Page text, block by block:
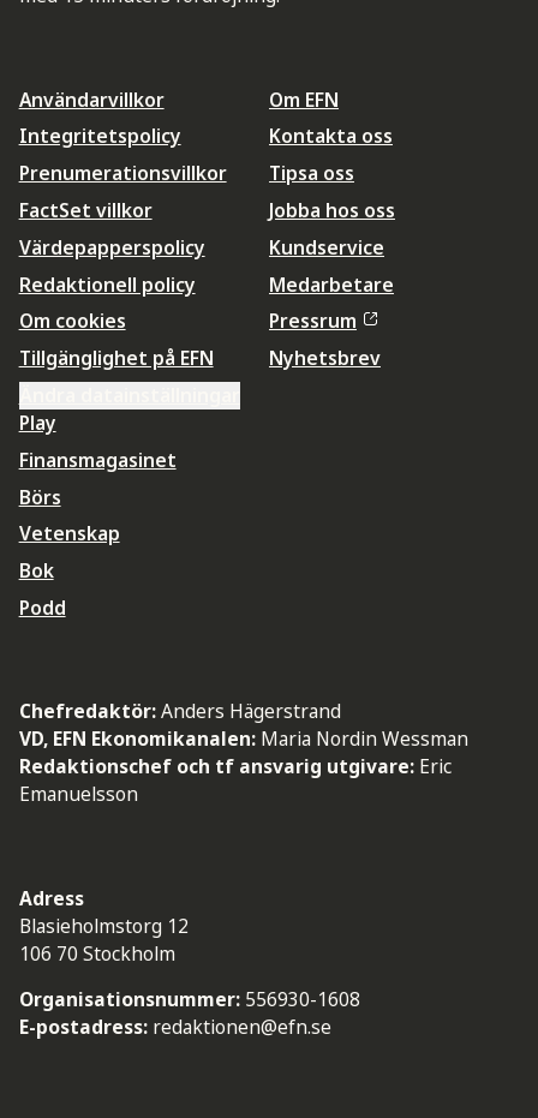
Användarvillkor
Integritetspolicy
Prenumerationsvillkor
FactSet villkor
Värdepapperspolicy
Redaktionell policy
Om cookies
Tillgänglighet på EFN
Om EFN
Kontakta oss
Tipsa oss
Jobba hos oss
Kundservice
Medarbetare
Pressrum
Nyhetsbrev
Play
Finansmagasinet
Börs
Vetenskap
Bok
Podd
Chefredaktör:Anders Hägerstrand
VD, EFN Ekonomikanalen: Maria Nordin Wessman
Redaktionschef och tf ansvarig utgivare: Eric
Emanuelsson
Adress
Blasieholmstorg 12
106 70 Stockholm
Organisationsnummer: 556930-1608
E-postadress: redaktionen@efn.se